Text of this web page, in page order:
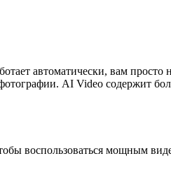
автоматически, вам
AI Video содержит
воспользоваться мощным